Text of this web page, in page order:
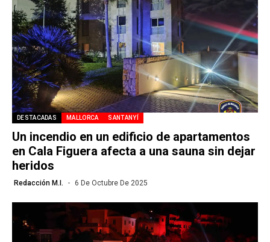
DESTACADAS MALLORCA SANTANYÍ
Un incendio en un edificio de apartamentos
en Cala Figuera afecta a una sauna sin dejar
heridos
Redacción M.I. 6 De Octubre De 2025